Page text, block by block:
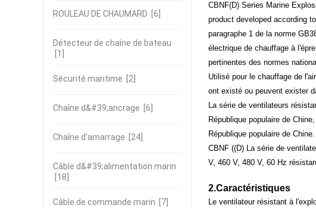
ROULEAU DE CHAUMARD [6]
Détecteur de chaîne de bateau
[1]
Sécurité maritime [2]
Chaîne d&#39;ancrage [6]
Chaîne d'amarrage [24]
Câble d&#39;alimentation marin
[18]
Câble de commande marin [7]
CBNF(D) Series Marine
product developed according
paragraphe 1 de la norme
électrique de chauffage à
pertinentes des normes
Utilisé pour le chauffage de
ont existé ou peuvent exister
La série de ventilateurs
République populaire de
République populaire de Chine.
CBNF ((D) La série de
V, 460 V, 480 V, 60 Hz
2.Caractéristiques
Le ventilateur résistant à